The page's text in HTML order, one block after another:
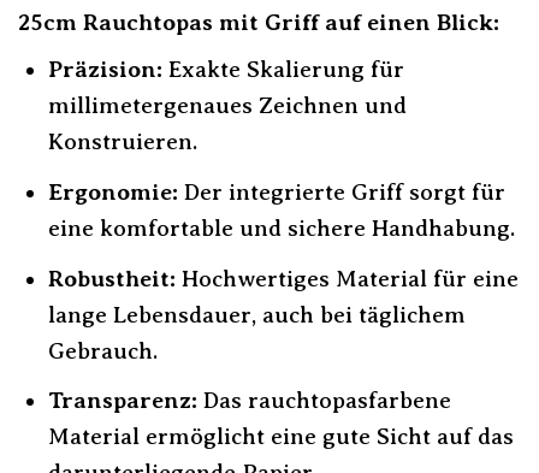
25cm Rauchtopas mit Griff auf einen Blick:
Präzision: Exakte Skalierung für
millimetergenaues Zeichnen und
Konstruieren.
Ergonomie: Der integrierte Griff sorgt für
eine komfortable und sichere Handhabung.
Robustheit: Hochwertiges Material für eine
lange Lebensdauer, auch bei täglichem
Gebrauch.
Transparenz: Das rauchtopasfarbene
Material ermöglicht eine gute Sicht auf das